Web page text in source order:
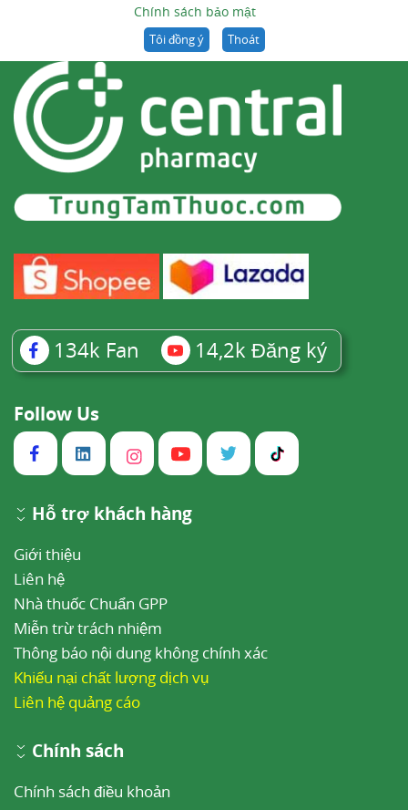
Chính sách bảo mật
Tôi đồng ý Thoát
134k Fan 14,2k Đăng ký
Follow Us
Hỗ trợ khách hàng
Giới thiệu
Liên hệ
Nhà thuốc Chuẩn GPP
Miễn trừ trách nhiệm
Thông báo nội dung không chính xác
Khiếu nại chất lượng dịch vụ
Liên hệ quảng cáo
Chính sách
Chính sách điều khoản